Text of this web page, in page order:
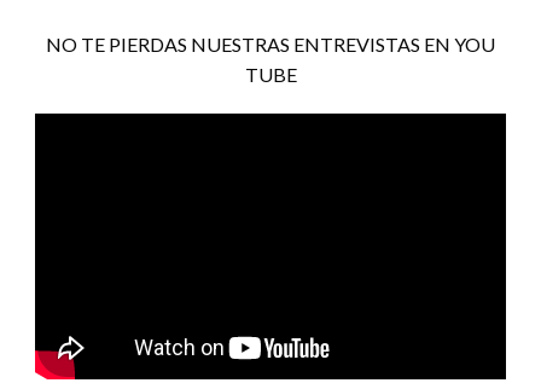
NO TE PIERDAS NUESTRAS ENTREVISTAS EN YOU
TUBE